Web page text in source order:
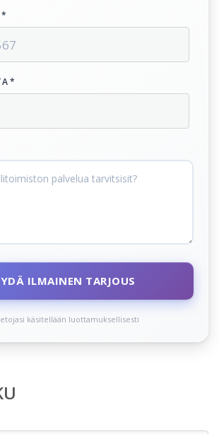
*
*
ILMAINEN TARJOUS
käsitellään luottamuksellisesti